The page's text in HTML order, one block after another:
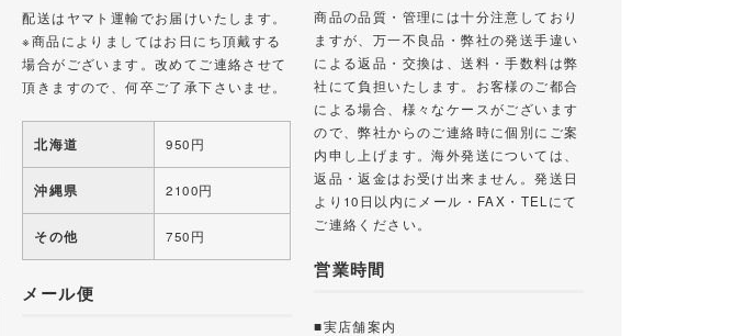
配送はヤマト運輸でお届けいたします。
※商品によりましてはお日にち頂戴する
場合がございます。改めてご連絡させて
頂きますので、何卒ご了承下さいませ。
北海道 950円
沖縄県 2100円
その他 750円
メール便
商品の品質・管理には十分注意しており
ますが、万一不良品・弊社の発送手違い
による返品・交換は、送料・手数料は弊
社にて負担いたします。お客様のご都合
による場合、様々なケースがございます
ので、弊社からのご連絡時に個別にご案
内申し上げます。海外発送については、
返品・返金はお受け出来ません。発送日
より10日以内にメール・FAX・TELにて
ご連絡ください。
営業時間
■実店舗案内